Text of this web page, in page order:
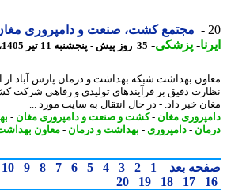
مجتمع کشت، صنعت و دامپروری مغان
-پزشکی-35 روز پیش - پنجشنبه 11 تیر 1405، 22:35
بهداشت شبکه بهداشت و درمان پارس آباد از
دقیق بر فرآیندهای تولیدی و رفاهی شرکت کشت
خبر داد. - در ﺣﺎل اﻧﺘﻘﺎل ﺑﻪ ﺳﺎﯾﺖ ﻣﻮرد ...
مغان-کشت و صنعت و دامپروری مغان-
-دامپروری - بهداشت و درمان -معاون بهداشت
بعد 1
2
3
4
5
6
7
8
9
10
11
17
18
19
20